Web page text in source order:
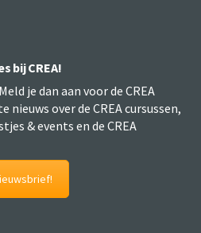
bij CREA!
je dan aan voor de CREA
over de CREA cursussen,
& events en de CREA